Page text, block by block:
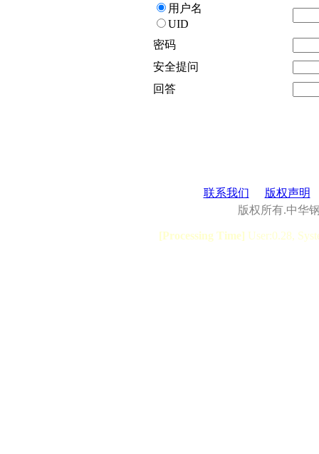
用户名
UID
密码
安全提问
回答
联系我们
版权声明
版权所有.中华
[Processing Time] User:0.28,